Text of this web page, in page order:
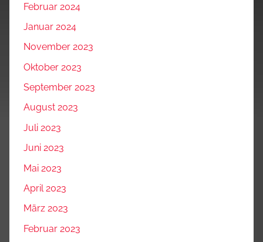
Februar 2024
Januar 2024
November 2023
Oktober 2023
September 2023
August 2023
Juli 2023
Juni 2023
Mai 2023
April 2023
März 2023
Februar 2023